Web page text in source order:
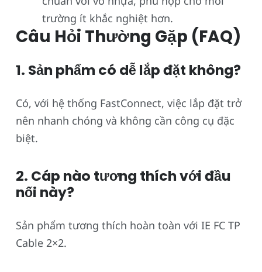
trường ít khắc nghiệt hơn.
Câu Hỏi Thường Gặp (FAQ)
1. Sản phẩm có dễ lắp đặt không?
Có, với hệ thống FastConnect, việc lắp đặt trở
nên nhanh chóng và không cần công cụ đặc
biệt.
2. Cáp nào tương thích với đầu
nối này?
Sản phẩm tương thích hoàn toàn với IE FC TP
Cable 2×2.